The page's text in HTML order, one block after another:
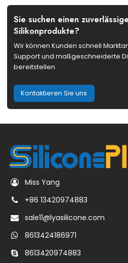
Sie suchen einen
Silikonprodukte?
Wir können Kunden schnell
Support und maßgeschneiderte
bereitstellen.
Kontaktieren Sie uns
Miss Yang
+86 13420974883
sale11@lyasilicone.com
8613424186971
8613420974883